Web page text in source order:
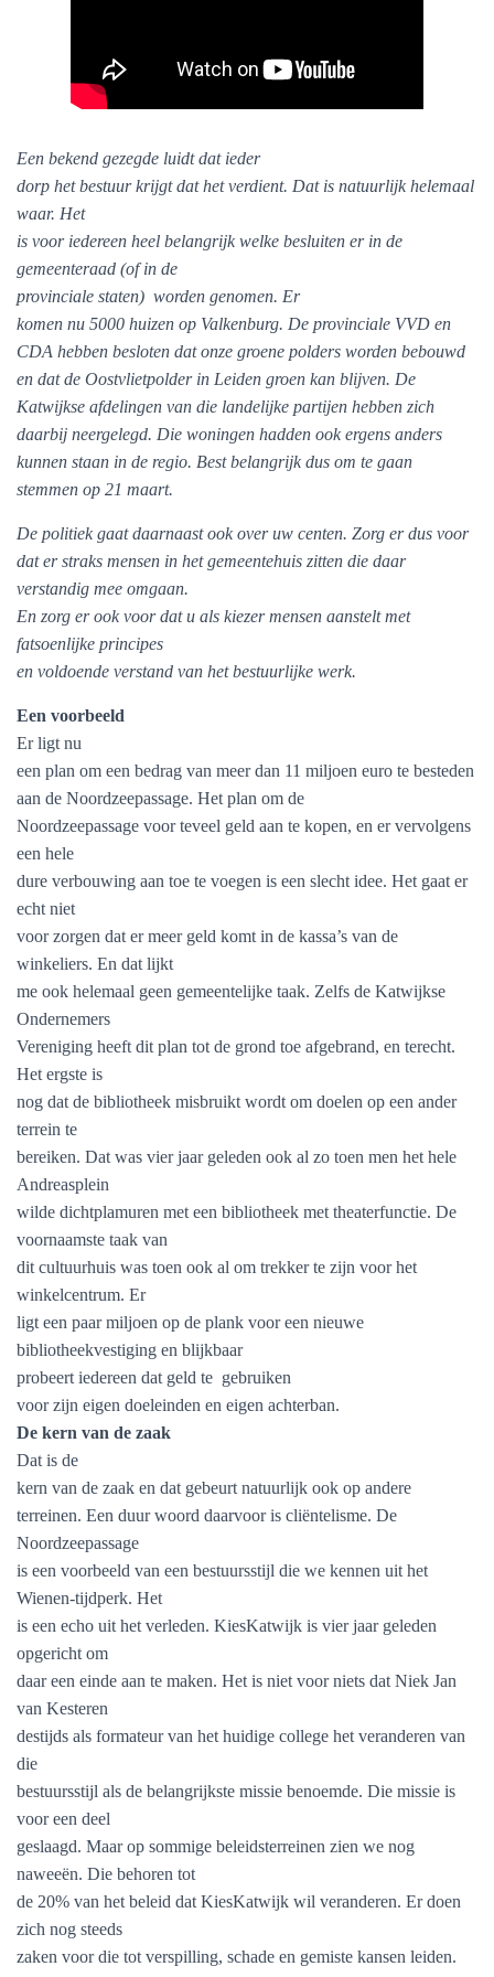
Een bekend gezegde luidt dat ieder
dorp het bestuur krijgt dat het verdient. Dat is natuurlijk helemaal
waar. Het
is voor iedereen heel belangrijk welke besluiten er in de
gemeenteraad (of in de
provinciale staten) worden genomen. Er
komen nu 5000 huizen op Valkenburg. De provinciale VVD en
CDA hebben besloten dat onze groene polders worden bebouwd
en dat de Oostvlietpolder in Leiden groen kan blijven. De
Katwijkse afdelingen van die landelijke partijen hebben zich
daarbij neergelegd. Die woningen hadden ook ergens anders
kunnen staan in de regio. Best belangrijk dus om te gaan
stemmen op 21 maart.
De politiek gaat daarnaast ook over uw centen. Zorg er dus voor
dat er straks mensen in het gemeentehuis zitten die daar
verstandig mee omgaan.
En zorg er ook voor dat u als kiezer mensen aanstelt met
fatsoenlijke principes
en voldoende verstand van het bestuurlijke werk.
Een voorbeeld
Er ligt nu
een plan om een bedrag van meer dan 11 miljoen euro te besteden
aan de Noordzeepassage. Het plan om de
Noordzeepassage voor teveel geld aan te kopen, en er vervolgens
een hele
dure verbouwing aan toe te voegen is een slecht idee. Het gaat er
echt niet
voor zorgen dat er meer geld komt in de kassa’s van de
winkeliers. En dat lijkt
me ook helemaal geen gemeentelijke taak. Zelfs de Katwijkse
Ondernemers
Vereniging heeft dit plan tot de grond toe afgebrand, en terecht.
Het ergste is
nog dat de bibliotheek misbruikt wordt om doelen op een ander
terrein te
bereiken. Dat was vier jaar geleden ook al zo toen men het hele
Andreasplein
wilde dichtplamuren met een bibliotheek met theaterfunctie. De
voornaamste taak van
dit cultuurhuis was toen ook al om trekker te zijn voor het
winkelcentrum. Er
ligt een paar miljoen op de plank voor een nieuwe
bibliotheekvestiging en blijkbaar
probeert iedereen dat geld te gebruiken
voor zijn eigen doeleinden en eigen achterban.
De kern van de zaak
Dat is de
kern van de zaak en dat gebeurt natuurlijk ook op andere
terreinen. Een duur woord daarvoor is cliëntelisme. De
Noordzeepassage
is een voorbeeld van een bestuursstijl die we kennen uit het
Wienen-tijdperk. Het
is een echo uit het verleden. KiesKatwijk is vier jaar geleden
opgericht om
daar een einde aan te maken. Het is niet voor niets dat Niek Jan
van Kesteren
destijds als formateur van het huidige college het veranderen van
die
bestuursstijl als de belangrijkste missie benoemde. Die missie is
voor een deel
geslaagd. Maar op sommige beleidsterreinen zien we nog
naweeën. Die behoren tot
de 20% van het beleid dat KiesKatwijk wil veranderen. Er doen
zich nog steeds
zaken voor die tot verspilling, schade en gemiste kansen leiden.